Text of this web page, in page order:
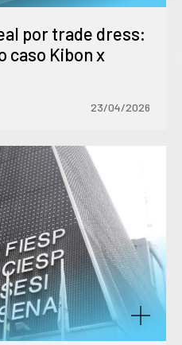
por trade dress:
caso Kibon x
23/04/2026